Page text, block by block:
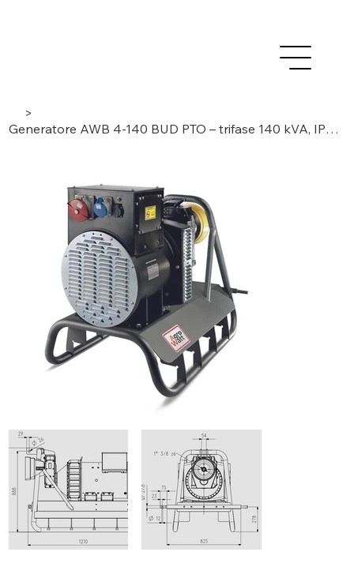
>
Generatore AWB 4-140 BUD PTO – trifase 140 kVA, IP23, senza spazzole/AVR – 4 poli